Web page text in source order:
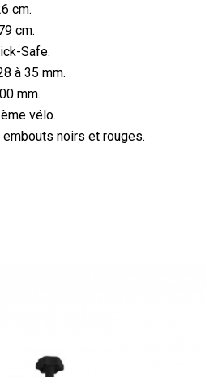
cm.
cm.
Safe.
à 35 mm.
mm.
vélo.
noirs et rouges.